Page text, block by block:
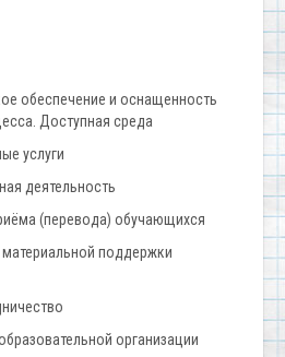
обеспечение и оснащенность
Доступная среда
услуги
деятельность
(перевода) обучающихся
поддержки
организации